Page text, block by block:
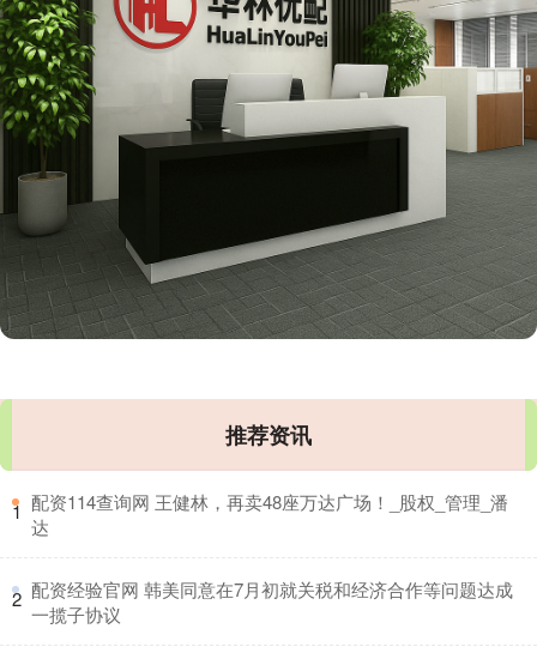
推荐资讯
1 ​配资114查询网 王健林，再卖48座万达广场！_股权_管理_潘
达
2 ​配资经验官网 韩美同意在7月初就关税和经济合作等问题达成
一揽子协议